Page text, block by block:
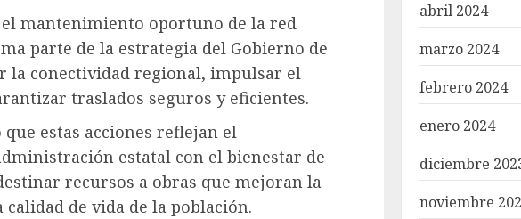
el mantenimiento oportuno de la red
parte de la estrategia del Gobierno de
la conectividad regional, impulsar el
traslados seguros y eficientes.
estas acciones reflejan el
estatal con el bienestar de
recursos a obras que mejoran la
de vida de la población.
abril 2024
marzo 2024
febrero 2024
enero 2024
diciembre
noviembre